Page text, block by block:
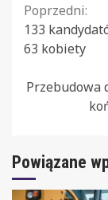
Continue
Reading
Poprzedni:
133
63 kobiety
Przebudowa
Powiązane